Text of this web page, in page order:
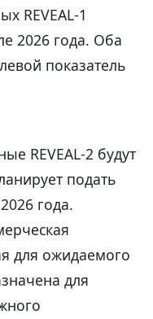
REVEAL-1
2026 года. Оба
показатель
REVEAL-2 будут
подать
года.
для ожидаемого
для